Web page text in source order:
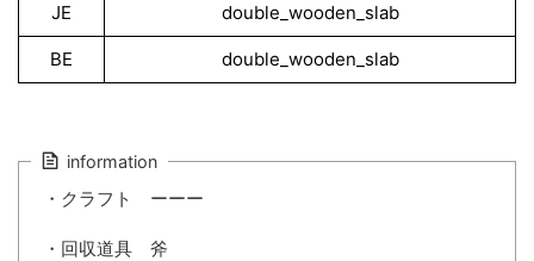
JE double_wooden_slab
BE double_wooden_slab
information
・クラフト ーーー
・回収道具 斧